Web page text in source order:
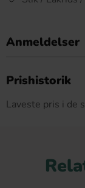
Anmeldelser
Prishistorik
Laveste pris i de